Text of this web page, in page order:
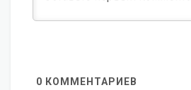
0 КОММЕНТАРИЕВ